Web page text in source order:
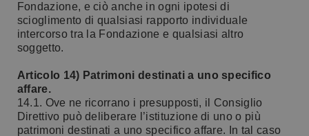
Fondazione, e ciò anche in ogni ipotesi di
scioglimento di qualsiasi rapporto individuale
intercorso tra la Fondazione e qualsiasi altro
soggetto.
Articolo 14) Patrimoni destinati a uno specifico
affare.
14.1. Ove ne ricorrano i presupposti, il Consiglio
Direttivo può deliberare l’istituzione di uno o più
patrimoni destinati a uno specifico affare. In tal caso